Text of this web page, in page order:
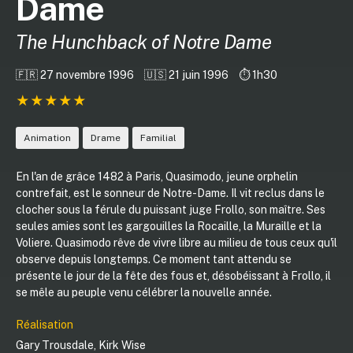
Dame
The Hunchback of Notre Dame
🇫🇷 27 novembre 1996 🇺🇸 21 juin 1996 ⏱️ 1h30
Animation Drame Familial
En l'an de grâce 1482 à Paris, Quasimodo, jeune orphelin
contrefait, est le sonneur de Notre-Dame. Il vit reclus dans le
clocher sous la férule du puissant juge Frollo, son maître. Ses
seules amies sont les gargouilles la Rocaille, la Muraille et la
Voliere. Quasimodo rêve de vivre libre au milieu de tous ceux qu'il
observe depuis longtemps. Ce moment tant attendu se
présente le jour de la fête des fous et, désobéissant à Frollo, il
se mêle au peuple venu célébrer la nouvelle année.
Réalisation
Gary Trousdale
Kirk Wise